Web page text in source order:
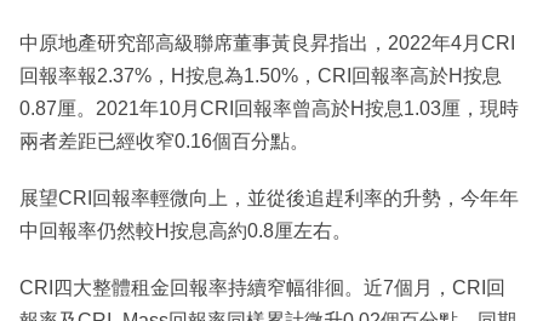
中原地產研究部高級聯席董事黃良昇指出，2022年4月CRI
回報率報2.37%，H按息為1.50%，CRI回報率高於H按息
0.87厘。2021年10月CRI回報率曾高於H按息1.03厘，現時
兩者差距已經收窄0.16個百分點。
展望CRI回報率輕微向上，並從後追趕利率的升勢，今年年
中回報率仍然較H按息高約0.8厘左右。
CRI四大整體租金回報率持續窄幅徘徊。近7個月，CRI回